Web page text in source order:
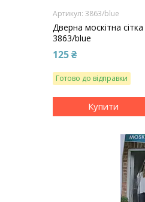
3863/blue
Дверна москітна
3863/blue
125 ₴
Готово до відправки
Купити